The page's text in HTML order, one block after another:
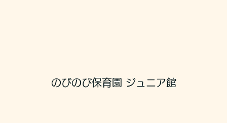
のびのび保育園 ジュニア館